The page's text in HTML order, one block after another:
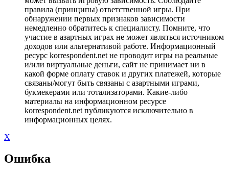
правила (принципы) ответственной игры. При
обнаружении первых признаков зависимости
немедленно обратитесь к специалисту. Помните, что
участие в азартных играх не может являться источником
доходов или альтернативой работе. Информационный
ресурс korrespondent.net не проводит игры на реальные
и/или виртуальные деньги, сайт не принимает ни в
какой форме оплату ставок и других платежей, которые
связаны/могут быть связаны с азартными играми,
букмекерами или тотализаторами. Какие-либо
материалы на информационном ресурсе
korrespondent.net публикуются исключительно в
информационных целях.
X
Ошибка